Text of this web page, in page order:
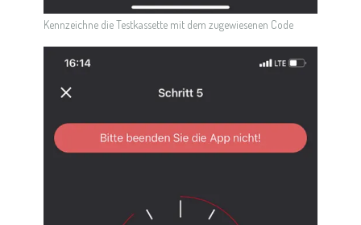
Kennzeichne die Testkassette mit dem zugewiesenen Code